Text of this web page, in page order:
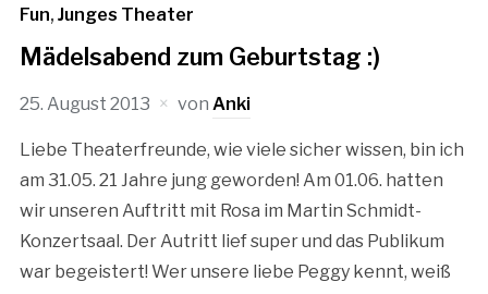
Fun, Junges Theater
Mädelsabend zum Geburtstag :)
25. August 2013 von Anki
Liebe Theaterfreunde, wie viele sicher wissen, bin ich
am 31.05. 21 Jahre jung geworden! Am 01.06. hatten
wir unseren Auftritt mit Rosa im Martin Schmidt-
Konzertsaal. Der Autritt lief super und das Publikum
war begeistert! Wer unsere liebe Peggy kennt, weiß